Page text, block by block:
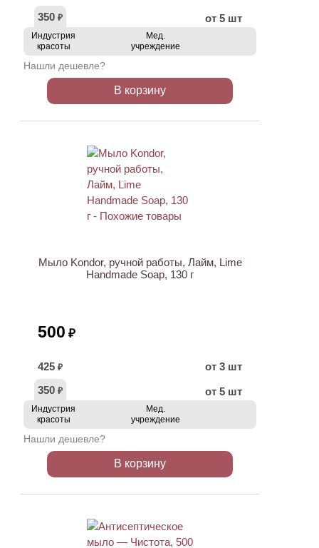
350 ₽ от 5 шт
Индустрия
красоты
Мед.
учреждение
Нашли дешевле?
В корзину
Мыло Kondor, ручной работы, Лайм, Lime
Handmade Soap, 130 г
500 ₽
425 ₽
от 3 шт
350 ₽ от 5 шт
Индустрия
красоты
Мед.
учреждение
Нашли дешевле?
В корзину